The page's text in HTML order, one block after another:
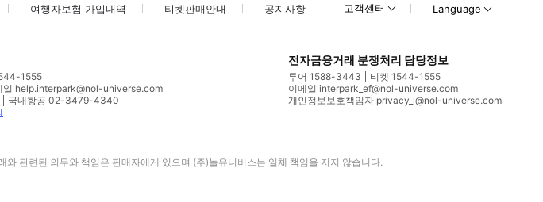
여행자보험 가입내역 티켓판매안내 공지사항 고객센터 Language
1555
일 help.interpark@nol-universe.com
국내항공 02-3479-4340
전자금융거래 분쟁처리 담당정보
투어 1588-3443
티켓 1544-1555
이메일 interpark_ef@nol-universe.com
개인정보보호책임자 privacy_i@nol-universe.com
와 관련된 의무와 책임은 판매자에게 있으며 (주)놀유니버스는 일체 책임을 지지 않습니다.